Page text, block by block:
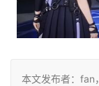
本文发布者：fan